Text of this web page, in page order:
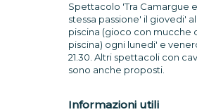
Spettacolo 'Tra Camargue
stessa passione' il giovedi'
piscina (gioco con mucche
piscina) ogni lunedi' e
21.30. Altri spettacoli con
sono anche proposti.
Informazioni utili